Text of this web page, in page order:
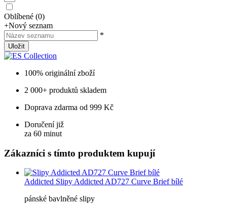
Oblíbené (0)
+Nový seznam
*
Uložit
100% originální zboží
2 000+ produktů skladem
Doprava zdarma od 999 Kč
Doručení již
za 60 minut
Zákazníci s tímto produktem kupují
Addicted Slipy Addicted AD727 Curve Brief bílé
pánské bavlněné slipy